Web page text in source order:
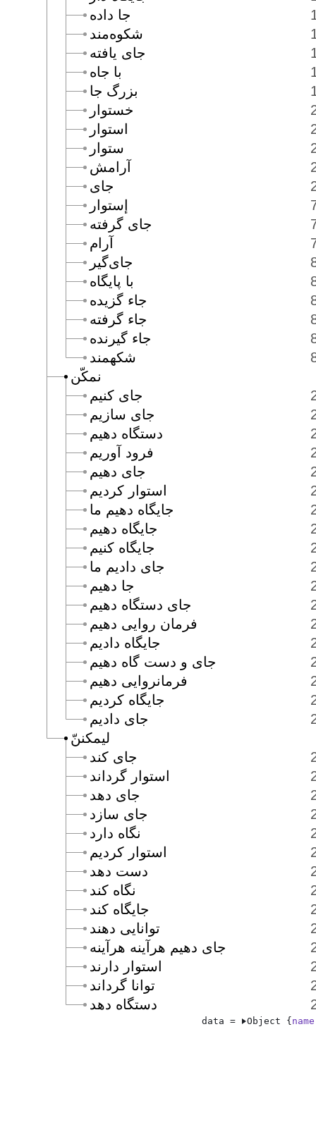
نمكّن
ليمكننّ
جا داده
شكوه‌مند
جاى يافته
با جاه
بزرگ جا
خستوار
استوار
ستوار
آرامش
جاى
إستوار
جاى گرفته
آرام
جاى‌گير
با پايگاه
جاء گزيده
جاء گرفته
جاء گيرنده
شكهمند
جاى كنيم
جاى سازيم
دستگاه دهيم
فرود آوريم
جاى دهيم
استوار كرديم
جايگاه دهيم ما
جايگاه دهيم
جايگاه كنيم
جاى داديم ما
جا دهيم
جاى دستگاه دهيم
فرمان روايى دهيم
جايگاه داديم
جاى و دست گاه دهيم
فرمانروايى دهيم
جايگاه كرديم
جاى داديم
جاى كند
استوار گرداند
جاى دهد
جاى سازد
نگاه دارد
استوار كرديم
دست دهد
نگاه كند
جايگاه كند
توانايى دهند
جاى دهيم هرآينه هرآينه
استوار دارند
توانا گرداند
دستگاه دهد
data = Object { name